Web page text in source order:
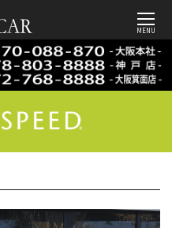
MENU